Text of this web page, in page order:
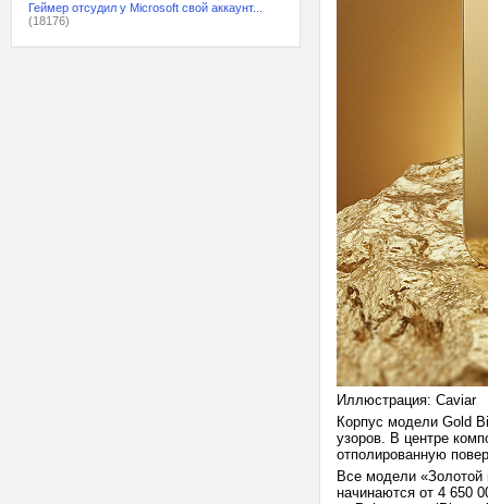
Геймер отсудил у Microsoft свой аккаунт...
(18176)
Иллюстрация: Caviar
Корпус модели Gold
узоров. В центре
отполированную
Все модели «Золотой
начинаются от 4 650